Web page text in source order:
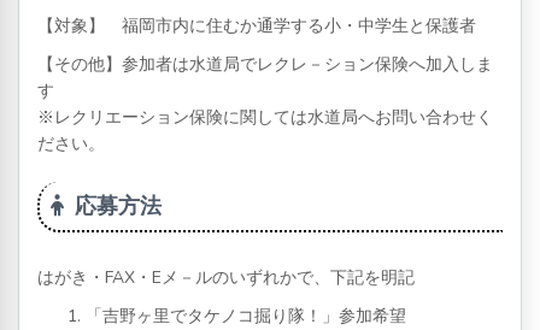
【対象】 福岡市内に住むか通学する小・中学生と保護者
【その他】参加者は水道局でレクレ－ション保険へ加入しま
す
※レクリエーション保険に関しては水道局へお問い合わせく
ださい。
応募方法
はがき・FAX・Eメ－ルのいずれかで、下記を明記
「吉野ヶ里でタケノコ掘り隊！」参加希望